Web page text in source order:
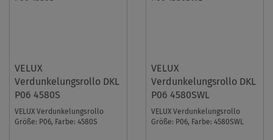
VELUX
Verdunkelungsrollo DKL
P06 4580S
VELUX Verdunkelungsrollo
Größe: P06, Farbe: 4580S
VELUX
Verdunkelungsrollo DKL
P06 4580SWL
VELUX Verdunkelungsrollo
Größe: P06, Farbe: 4580SWL